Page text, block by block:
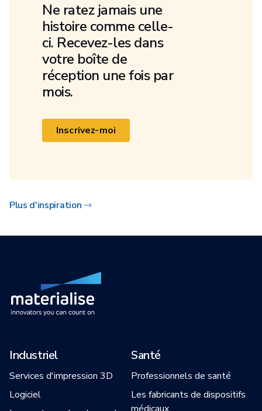
Ne ratez jamais une
histoire comme celle-
ci. Recevez-les dans
votre boîte de
réception une fois par
mois.
Inscrivez-moi
Plus d'inspiration
Industriel
Services d'impression 3D
Logiciel
Santé
Professionnels de santé
Les fabricants de dispositifs